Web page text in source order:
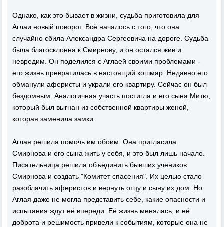
Однако, как это бывает в жизни, судьба приготовила для
Аглаи новый поворот. Всё началось с того, что она
случайно сбила Александра Сергеевича на дороге. Судьба
была благосклонна к Смирнову, и он остался жив и
невредим. Он поделился с Аглаей своими проблемами -
его жизнь превратилась в настоящий кошмар. Недавно его
обманули аферисты и украли его квартиру. Сейчас он был
бездомным. Аналогичная участь постигла и его сына Митю,
который был выгнан из собственной квартиры женой,
которая заменила замки.
Аглая решила помочь им обоим. Она пригласила
Смирнова и его сына жить у себя, и это был лишь начало.
Писательница решила объединить бывших учеников
Смирнова и создать "Комитет спасения". Их целью стало
разоблачить аферистов и вернуть отцу и сыну их дом. Но
Аглая даже не могла представить себе, какие опасности и
испытания ждут её впереди. Её жизнь менялась, и её
доброта и решимость привели к событиям, которые она не